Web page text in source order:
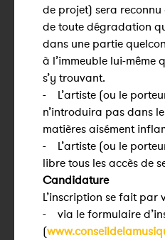
de projet) sera
de toute dégradation
dans une partie
à l’immeuble lui-même
s’y trouvant.
- L’artiste (ou le
n’introduira pas dans
matières aisément
- L’artiste (ou le
libre tous les accès de
Candidature
L’inscription se fait par
- via le formulaire
(